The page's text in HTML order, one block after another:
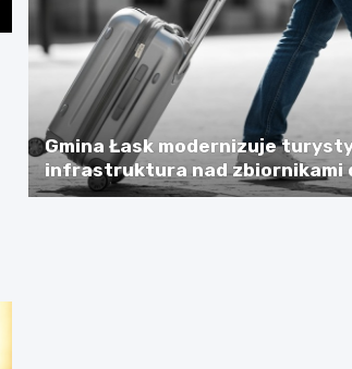
Gmina Łask modernizuje
infrastruktura nad zbiornikami